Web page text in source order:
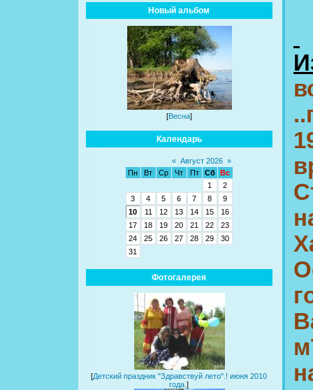
Новый альбом
[Весна]
Календарь
« Август 2026 »
Пн
Вт Ср Чт Пт Сб
Вс
1
2
3
4 5 6 7 8
9
10
11 12 13 14 15
16
17
18 19 20 21 22
23
24
25 26 27 28 29
30
31
Фотогалерея
[Детский праздник "Здравствуй лето".! июня 2010
года.]